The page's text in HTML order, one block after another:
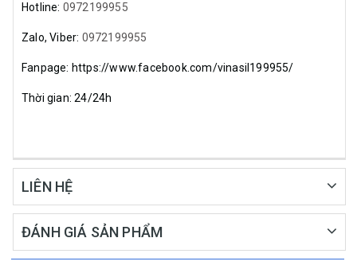
Hotline: 0972199955
Zalo, Viber: 0972199955
Fanpage: https://www.facebook.com/vinasil199955/
Thời gian: 24/24h
LIÊN HỆ
ĐÁNH GIÁ SẢN PHẨM